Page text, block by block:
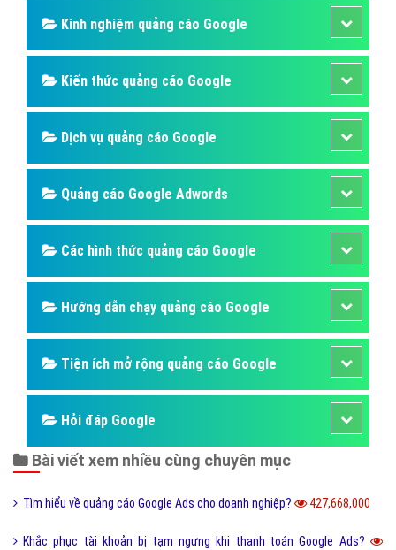
Kinh nghiệm quảng cáo Google
Kiến thức quảng cáo Google
Dịch vụ quảng cáo Google
Quảng cáo Google Adwords
Các hình thức quảng cáo Google
Hướng dẫn chạy quảng cáo Google
Tiện ích mở rộng quảng cáo Google
Hỏi đáp Google
Bài viết xem nhiều cùng chuyên mục
Tìm hiểu về quảng cáo Google Ads cho doanh nghiệp? 427,668,000
Khắc phục tài khoản bị tạm ngưng khi thanh toán Google Ads?